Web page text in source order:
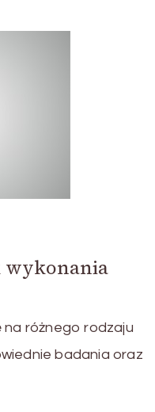
wykonania
różnego rodzaju
badania oraz